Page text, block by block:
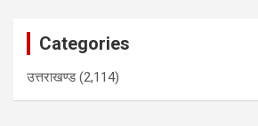
Categories
उत्तराखण्ड(2,114)